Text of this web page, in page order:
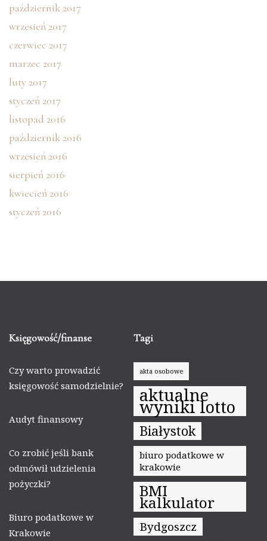
październik 2017
wrzesień 2017
czerwiec 2017
marzec 2017
luty 2017
styczeń 2017
listopad 2016
październik 2016
wrzesień 2016
sierpień 2016
kwiecień 2016
styczeń 2016
Księgowość/finanse
Czy warto prowadzić
księgowość samodzielnie?
Audyt finansowy
Co zrobić jeśli bank
odmówił udzielenia
pożyczki?
Biuro podatkowe w
Krakowie
Tagi
akta osobowe
aktualne
wyniki lotto
Białystok
biuro podatkowe w
krakowie
BMI
kalkulator
Bydgoszcz